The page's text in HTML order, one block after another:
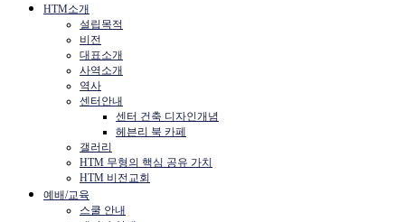
HTM소개
설립목적
비전
대표소개
사역소개
역사
센터안내
센터 건축 디자인개념
헤븐리 북 카페
갤러리
HTM 무형의 핵심 공유 가치
HTM 비전교회
예배/교육
스쿨 안내